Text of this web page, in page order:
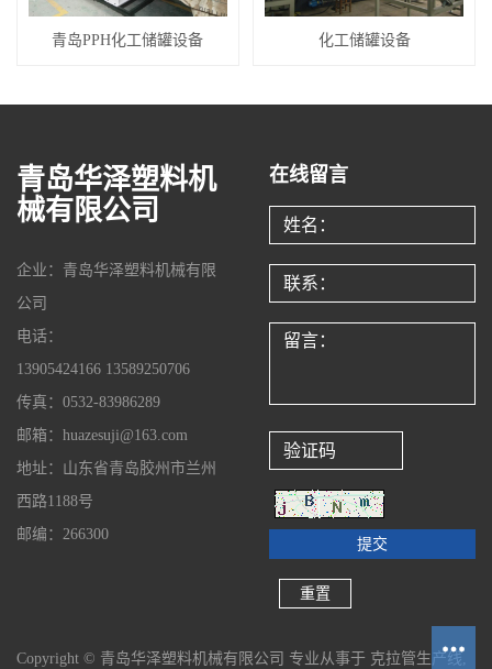
青岛PPH化工储罐设备 化工储罐设备
青岛华泽塑料机
械有限公司
企业：青岛华泽塑料机械有限
公司
电话：
13905424166 13589250706
传真：0532-83986289
邮箱：huazesuji@163.com
地址：山东省青岛胶州市兰州
西路1188号
邮编：266300
在线留言
Copyright © 青岛华泽塑料机械有限公司 专业从事于 克拉管生产线,